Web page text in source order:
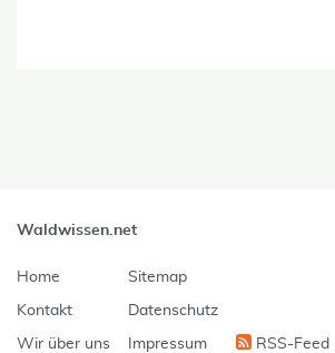
Waldwissen.net
Home
Kontakt
Wir über uns
Sitemap
Datenschutz
Impressum RSS-Feed